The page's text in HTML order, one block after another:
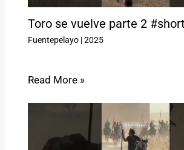
Toro se vuelve parte 2
Fuentepelayo|2025
Read More »